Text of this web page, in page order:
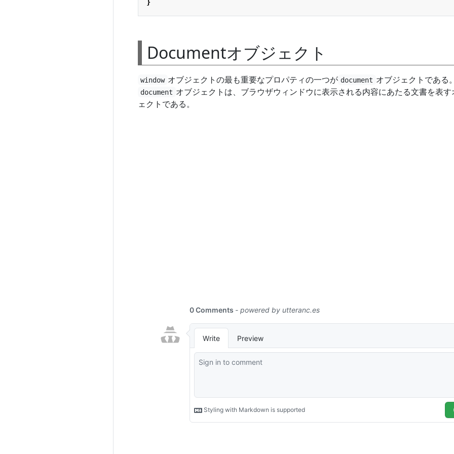
}
Documentオブジェクト
window オブジェクトの最も重要なプロパティの一つが document オブジェクトである
document オブジェクトは、ブラウザウィンドウに表示される内容にあたる文書を表す
ェクトである。